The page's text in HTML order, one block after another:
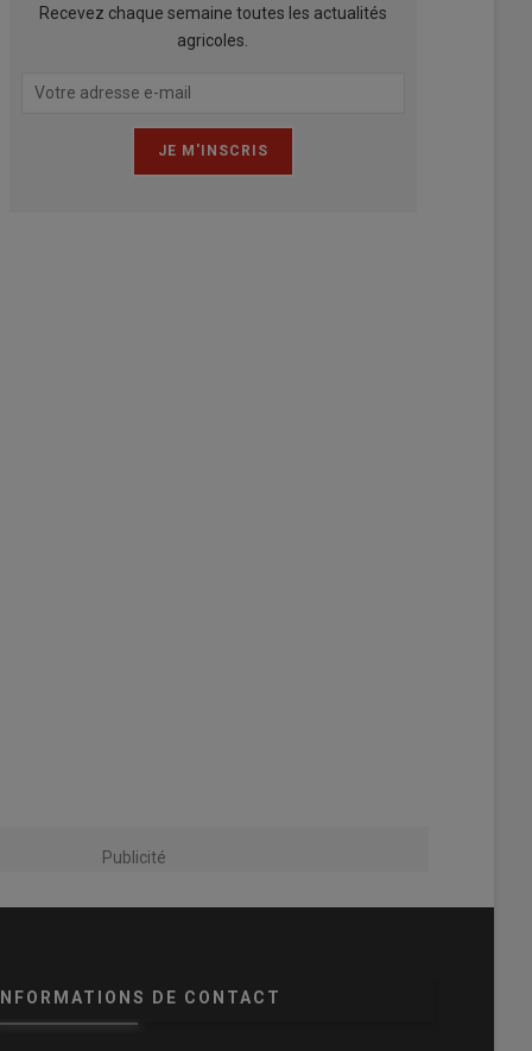
Recevez chaque semaine toutes les actualités
agricoles.
Publicité
INFORMATIONS DE CONTACT